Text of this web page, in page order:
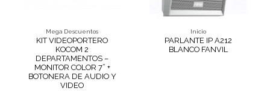
Mega Descuentos
KIT VIDEOPORTERO
KOCOM 2
DEPARTAMENTOS –
MONITOR COLOR 7” +
BOTONERA DE AUDIO Y
VIDEO
Inicio
PARLANTE IP A212
BLANCO FANVIL